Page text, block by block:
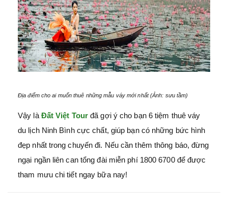
Địa điểm cho ai muốn thuê những mẫu váy mới nhất (Ảnh: sưu tầm)
Vậy là Đất Việt Tour đã gợi ý cho bạn 6 tiệm thuê váy
du lịch Ninh Bình cực chất, giúp bạn có những bức hình
đẹp nhất trong chuyến đi. Nếu cần thêm thông báo, đừng
ngại ngần liên can tổng đài miễn phí 1800 6700 để được
tham mưu chi tiết ngay bữa nay!